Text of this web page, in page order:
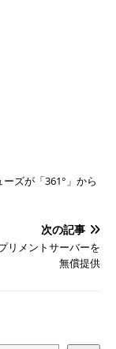
ズが「361°」から
次の記事
リメントサーバーを
無償提供